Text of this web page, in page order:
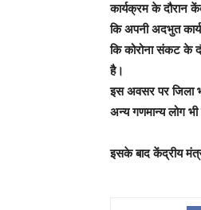
कार्यक्रम के दौरान
कि अपनी अदभुत
कि कोरोना संकट के
है।
इस अवसर पर जिला
अन्य गणमान्य लोग
इसके बाद केंद्रीय